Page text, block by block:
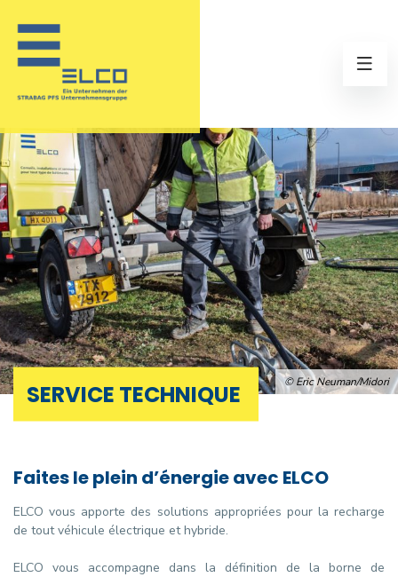
© Eric Neuman/Midori
SERVICE TECHNIQUE
Faites le plein d’énergie avec ELCO
ELCO vous apporte des solutions appropriées pour la recharge
de tout véhicule électrique et hybride.
ELCO vous accompagne dans la définition de la borne de